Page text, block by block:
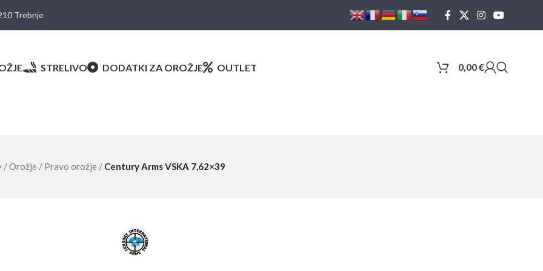
Trebnje
STRELIVO DODATKI ZA OROŽJE OUTLET 0,00€
/Orožje / Pravo orožje / Century Arms VSKA 7,62×39